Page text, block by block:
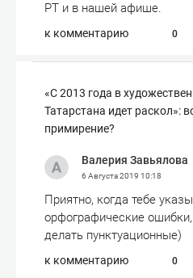
РТ и в нашей афише.
к комментарию 0
«С 2013 года в
Татарстана идет раскол»:
примирение?
Валерия Завьялова
6 Августа 2019 10:18
Приятно, когда тебе
орфографические
делать пунктуационные)
к комментарию 0